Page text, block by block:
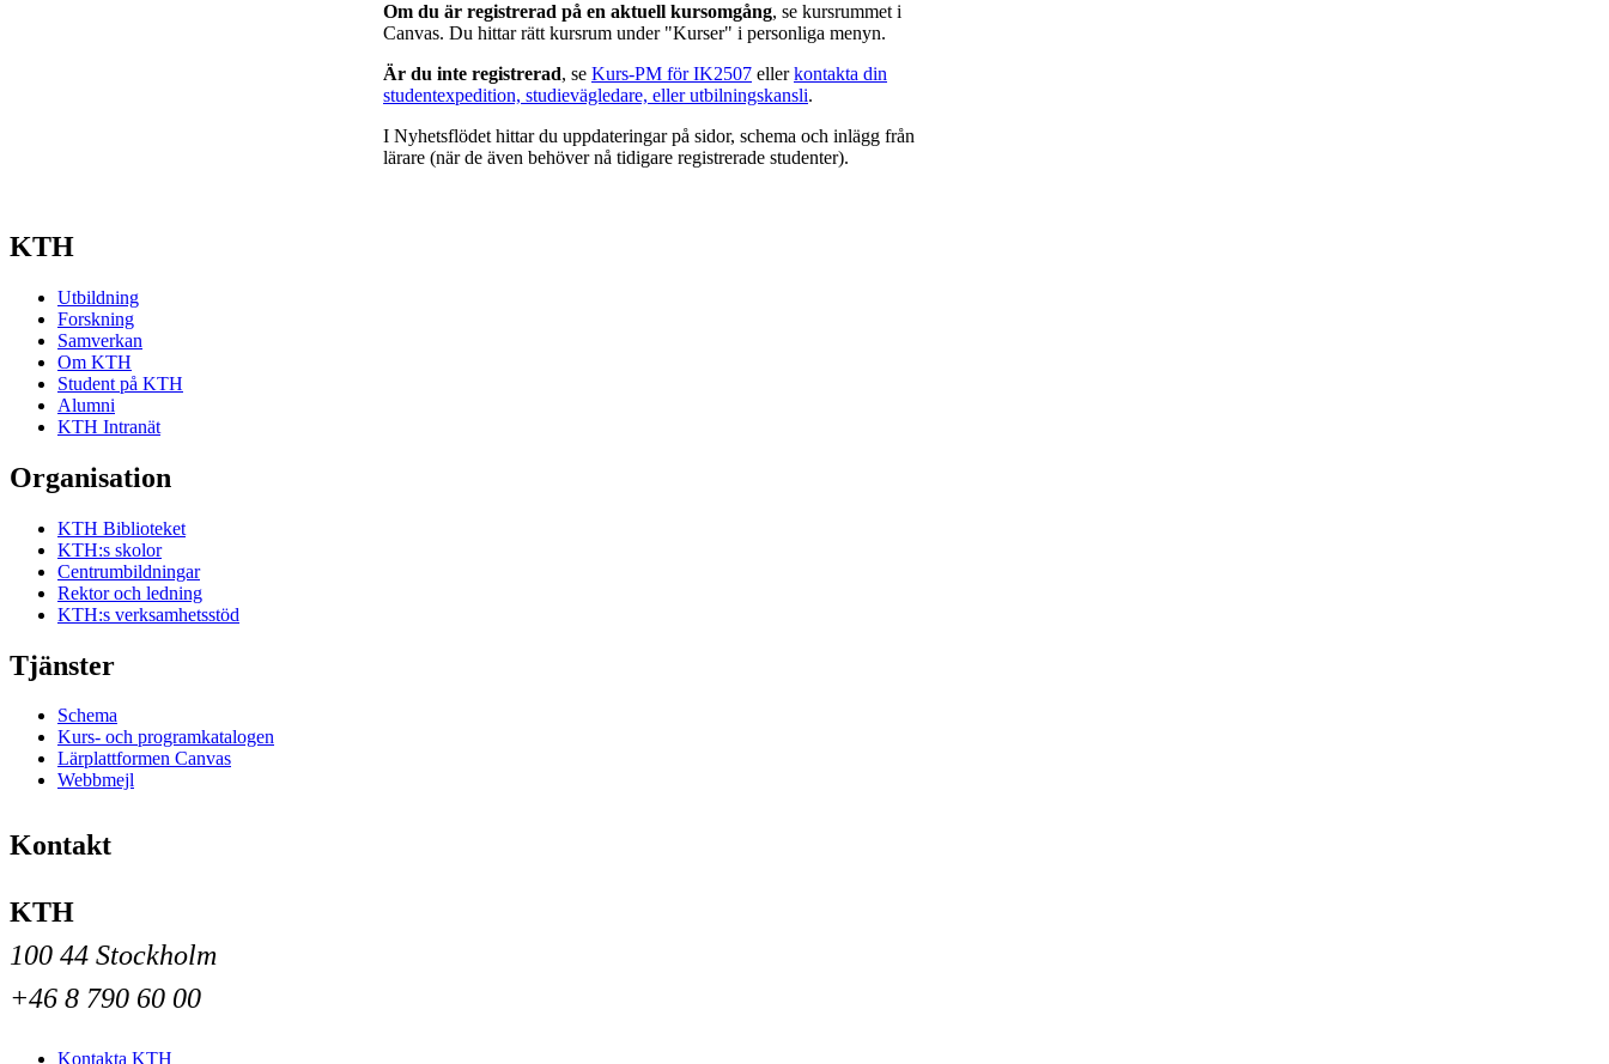
Om du är registrerad på en aktuell kursomgång, se kursrummet i
Canvas. Du hittar rätt kursrum under "Kurser" i personliga menyn.
Är du inte registrerad, se Kurs-PM för IK2507 ellerkontakta din
studentexpedition, studievägledare, eller utbilningskansli.
I Nyhetsflödet hittar du uppdateringar på sidor, schema och inlägg från
lärare (när de även behöver nå tidigare registrerade studenter).
KTH
Utbildning
Forskning
Samverkan
Om KTH
Student på KTH
Alumni
KTH Intranät
Organisation
KTH Biblioteket
KTH:s skolor
Centrumbildningar
Rektor och ledning
KTH:s verksamhetsstöd
Tjänster
Schema
Kurs- och programkatalogen
Lärplattformen Canvas
Webbmejl
Kontakt
KTH
100 44 Stockholm
+46 8 790 60 00
Kontakta KTH